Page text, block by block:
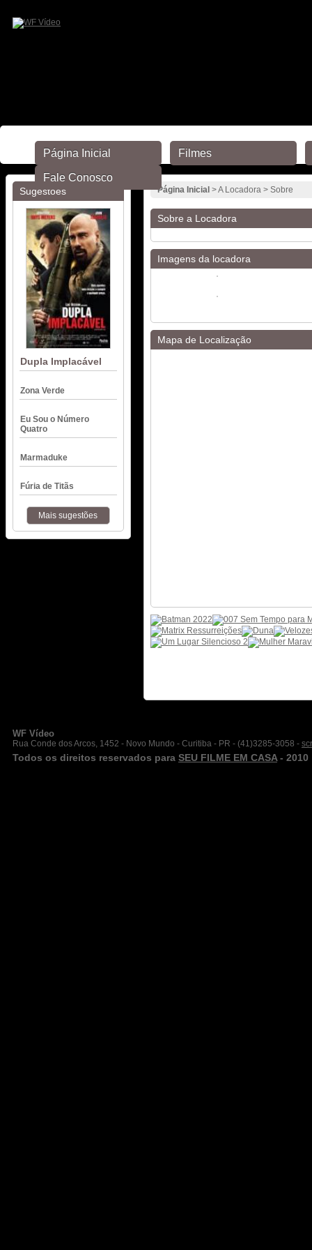
Sugestões
Dupla Implacável
Zona Verde
Eu Sou o Número
Quatro
Marmaduke
Fúria de Titãs
Mais sugestões
Página Inicial > A Locadora > Sobre
Sobre a Locadora
Imagens da locadora
Mapa de Localização
WF Vídeo
Rua Conde dos Arcos, 1452 - Novo Mundo - Curitiba - PR - (41)3285-3058 -
Todos os direitos reservados para SEU FILME EM CASA - 2010
Página Inicial Filmes
Fale Conosco